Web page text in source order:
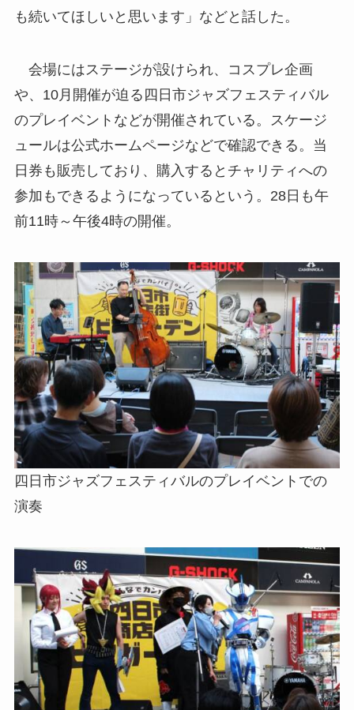
も続いてほしいと思います」などと話した。
会場にはステージが設けられ、コスプレ企画
や、10月開催が迫る四日市ジャズフェスティバル
のプレイベントなどが開催されている。スケージ
ュールは公式ホームページなどで確認できる。当
日券も販売しており、購入するとチャリティへの
参加もできるようになっているという。28日も午
前11時～午後4時の開催。
四日市ジャズフェスティバルのプレイベントでの
演奏